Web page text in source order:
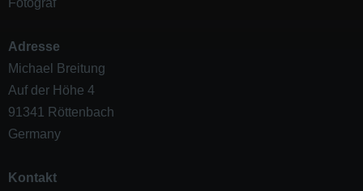
Adresse
Michael Breitung
Auf der Höhe 4
91341 Röttenbach
Germany
Kontakt